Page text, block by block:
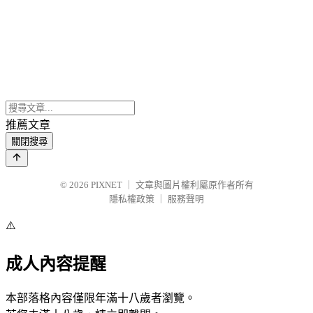
推薦文章
關閉搜尋
© 2026 PIXNET
文章與圖片權利屬原作者所有
隱私權政策
服務聲明
⚠️
成人內容提醒
本部落格內容僅限年滿十八歲者瀏覽。